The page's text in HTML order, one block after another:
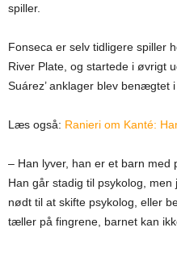
spiller.
Fonseca er selv tidligere spiller
River Plate, og startede i øvrigt
Suárez’ anklager blev benægtet
Læs også: Ranieri om Kanté:
– Han lyver, han er et barn med
Han går stadig til psykolog,
nødt til at skifte psykolog, eller
tæller på fingrene, barnet kan